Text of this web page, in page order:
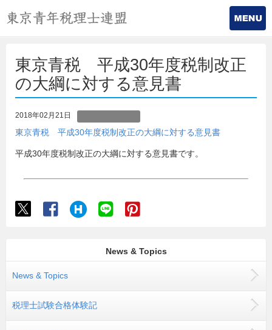
東京青税 平成30年度税制改正
の大綱に対する意見書
2018年02月21日
東京青税 平成30年度税制改正の大綱に対する意見書
平成30年度税制改正の大綱に対する意見書です。
News & Topics
News & Topics
税理士試験合格体験記